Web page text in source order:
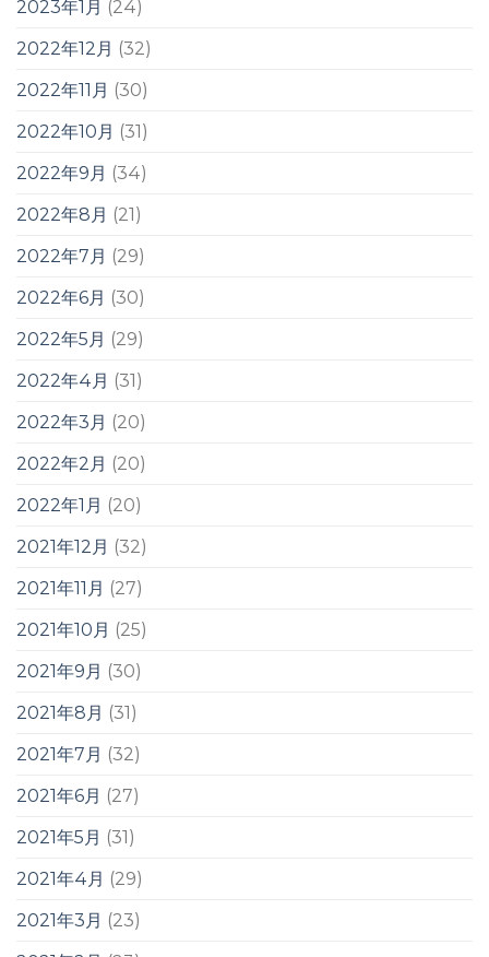
2023年1月 (24)
2022年12月 (32)
2022年11月 (30)
2022年10月 (31)
2022年9月 (34)
2022年8月 (21)
2022年7月 (29)
2022年6月 (30)
2022年5月 (29)
2022年4月 (31)
2022年3月 (20)
2022年2月 (20)
2022年1月 (20)
2021年12月 (32)
2021年11月 (27)
2021年10月 (25)
2021年9月 (30)
2021年8月 (31)
2021年7月 (32)
2021年6月 (27)
2021年5月 (31)
2021年4月 (29)
2021年3月 (23)